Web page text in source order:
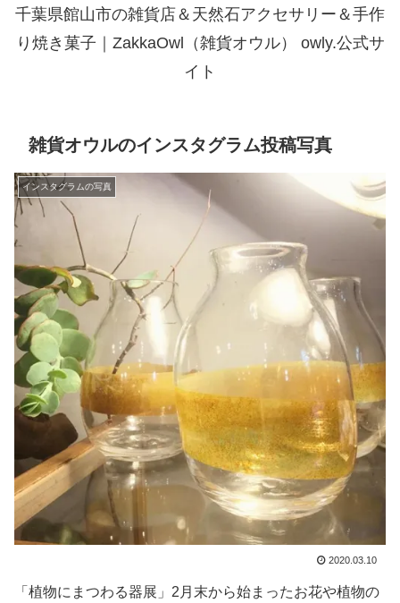
千葉県館山市の雑貨店＆天然石アクセサリー＆手作
り焼き菓子｜ZakkaOwl（雑貨オウル） owly.公式サ
イト
雑貨オウルのインスタグラム投稿写真
インスタグラムの写真
2020.03.10
「植物にまつわる器展」2月末から始まったお花や植物の